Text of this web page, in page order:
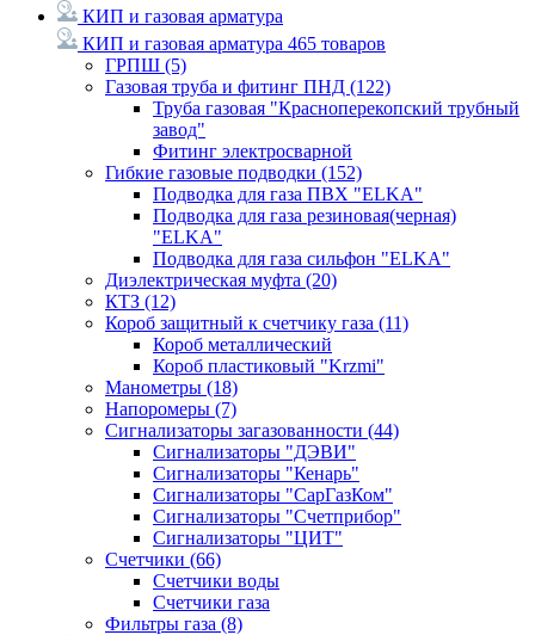
КИП и газовая арматура
КИП и газовая арматура 465 товаров
ГРПШ (5)
Газовая труба и фитинг ПНД (122)
Труба газовая "Красноперекопский трубный
завод"
Фитинг электросварной
Гибкие газовые подводки (152)
Подводка для газа ПВХ "ELKA"
Подводка для газа резиновая(черная)
"ELKA"
Подводка для газа сильфон "ELKA"
Диэлектрическая муфта (20)
КТЗ (12)
Короб защитный к счетчику газа (11)
Короб металлический
Короб пластиковый "Krzmi"
Манометры (18)
Напоромеры (7)
Сигнализаторы загазованности (44)
Сигнализаторы "ДЭВИ"
Сигнализаторы "Кенарь"
Сигнализаторы "СарГазКом"
Сигнализаторы "Счетприбор"
Сигнализаторы "ЦИТ"
Счетчики (66)
Счетчики воды
Счетчики газа
Фильтры газа (8)